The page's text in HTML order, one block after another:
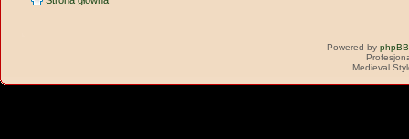
Powered by phpBB
Medieval